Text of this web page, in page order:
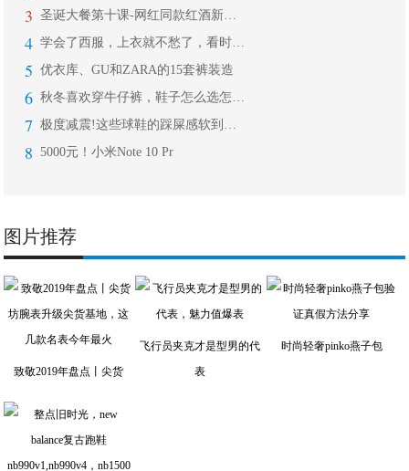
3 圣诞大餐第十课-网红同款红酒新玩法｜
4 学会了西服，上衣就不愁了，看时尚收腰
5 优衣库、GU和ZARA的15套裤装造
6 秋冬喜欢穿牛仔裤，鞋子怎么选怎么搭，
7 极度减震!这些球鞋的踩屎感软到无法想
8 5000元！小米Note 10 Pr
图片推荐
致敬2019年盘点丨尖货
飞行员夹克才是型男的代
表
时尚轻奢pinko燕子包